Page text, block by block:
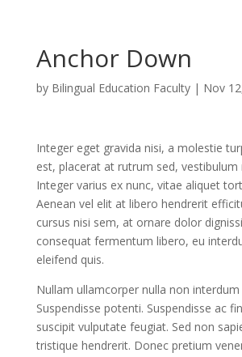
Anchor Down
by Bilingual Education Faculty| Nov
Integer eget gravida nisi, a molestie
est, placerat at rutrum sed, vestibulum
Integer varius ex nunc, vitae aliquet
Aenean vel elit at libero hendrerit
cursus nisi sem, at ornare dolor
consequat fermentum libero, eu
eleifend quis.
Nullam ullamcorper nulla non interdum
Suspendisse potenti. Suspendisse ac
suscipit vulputate feugiat. Sed non
tristique hendrerit. Donec pretium